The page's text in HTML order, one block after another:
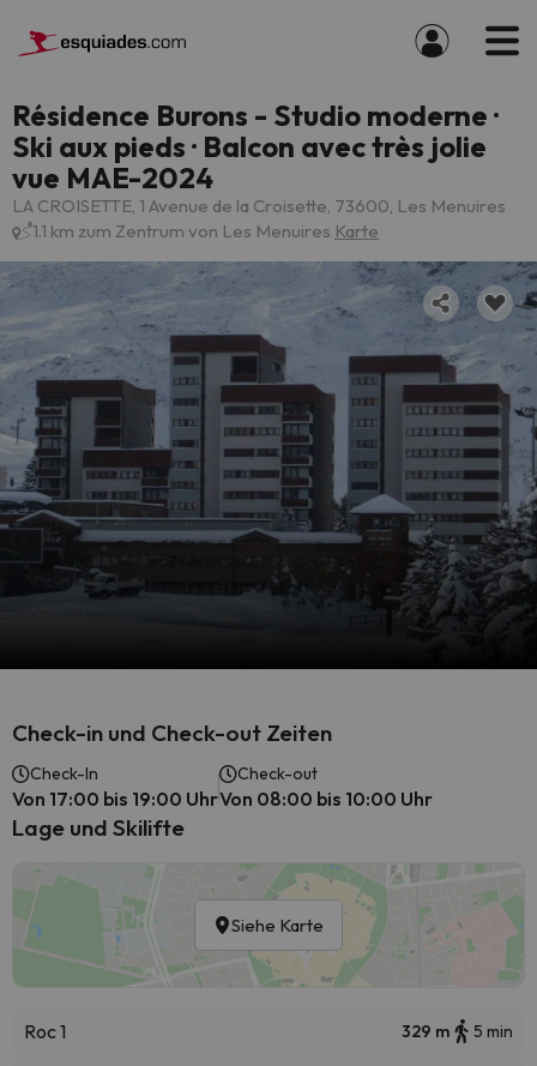
Résidence Burons - Studio moderne ·
Ski aux pieds · Balcon avec très jolie
vue MAE-2024
LA CROISETTE, 1 Avenue de la Croisette, 73600, Les Menuires
1.1 km zum Zentrum von Les Menuires Karte
Check-in und Check-out Zeiten
Check-In
Von 17:00 bis 19:00 Uhr
Check-out
Von 08:00 bis 10:00 Uhr
Lage und Skilifte
Siehe Karte
Roc 1 329 m 5 min